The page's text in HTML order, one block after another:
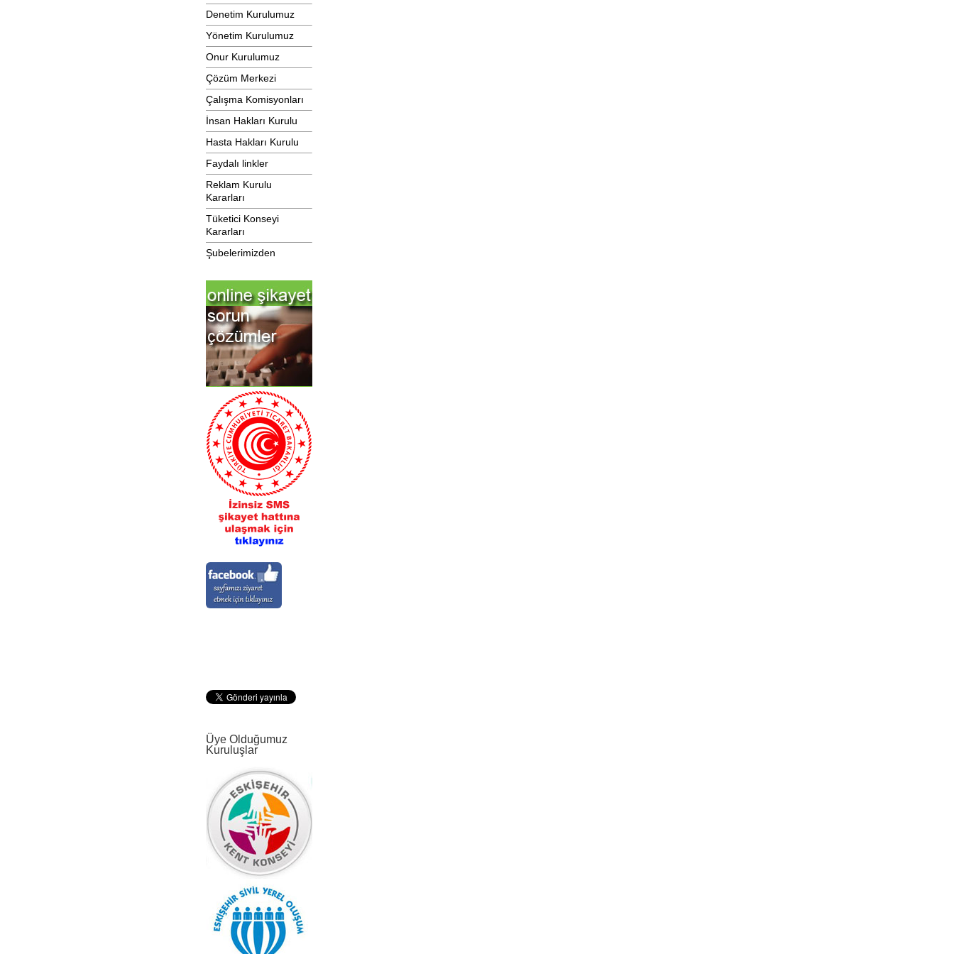
Denetim Kurulumuz
Yönetim Kurulumuz
Onur Kurulumuz
Çözüm Merkezi
Çalışma Komisyonları
İnsan Hakları Kurulu
Hasta Hakları Kurulu
Faydalı linkler
Reklam Kurulu
Kararları
Tüketici Konseyi
Kararları
Şubelerimizden
Üye Olduğumuz
Kuruluşlar